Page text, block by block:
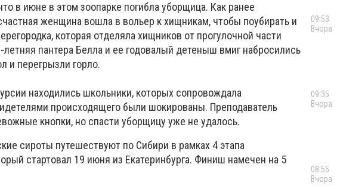
в июне в этом зоопарке погибла уборщица. Как ранее
женщина вошла в вольер к хищникам, чтобы поубирать и
которая отделяла хищников от прогулочной части
летняя пантера Белла и ее годовалый детеныш вмиг набросились
и перегрызли горло.
находились школьники, которых сопровождала
происходящего были шокированы. Преподаватель
кнопки, но спасти уборщицу уже не удалось.
сироты путешествуют по Сибири в рамках 4 этапа
стартовал 19 июня из Екатеринбурга. Финиш намечен на 5
09:53
Вчора
09:35
Вчора
08:55
Вчора